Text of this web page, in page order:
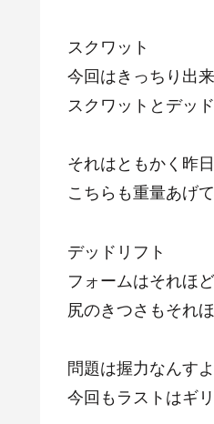
スクワット
今回はきっちり出
スクワットとデッ
それはともかく昨
こちらも重量あげ
デッドリフト
フォームはそれほ
尻のきつさもそれ
問題は握力なんす
今回もラストはギ